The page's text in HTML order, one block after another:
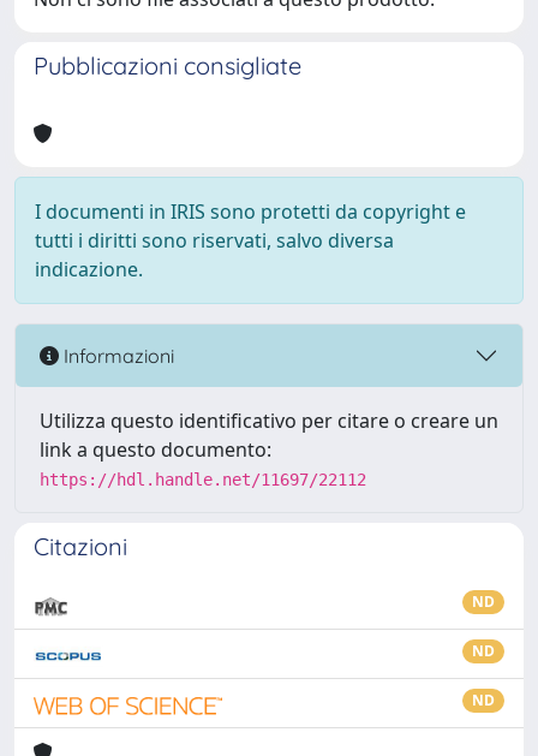
Pubblicazioni consigliate
I documenti in IRIS sono protetti da copyright e
tutti i diritti sono riservati, salvo diversa
indicazione.
Informazioni
Utilizza questo identificativo per citare o creare un
link a questo documento:
https://hdl.handle.net/11697/22112
Citazioni
ND
ND
ND